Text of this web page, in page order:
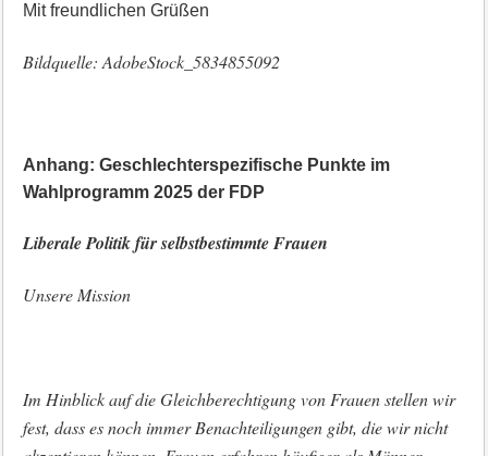
Mit freundlichen Grüßen
Bildquelle: AdobeStock_5834855092
Anhang: Geschlechterspezifische Punkte im
Wahlprogramm 2025 der FDP
Liberale Politik für selbstbestimmte Frauen
Unsere Mission
Im Hinblick auf die Gleichberechtigung von Frauen stellen wir
fest, dass es noch immer Benachteiligungen gibt, die wir nicht